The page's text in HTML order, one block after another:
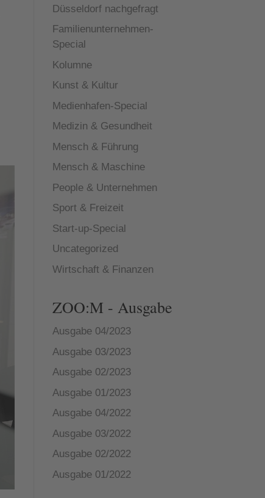
Düsseldorf nachgefragt
Familienunternehmen-
Special
Kolumne
Kunst & Kultur
Medienhafen-Special
Medizin & Gesundheit
Mensch & Führung
Mensch & Maschine
People & Unternehmen
Sport & Freizeit
Start-up-Special
Uncategorized
Wirtschaft & Finanzen
ZOO:M - Ausgabe
Ausgabe 04/2023
Ausgabe 03/2023
Ausgabe 02/2023
Ausgabe 01/2023
Ausgabe 04/2022
Ausgabe 03/2022
Ausgabe 02/2022
Ausgabe 01/2022